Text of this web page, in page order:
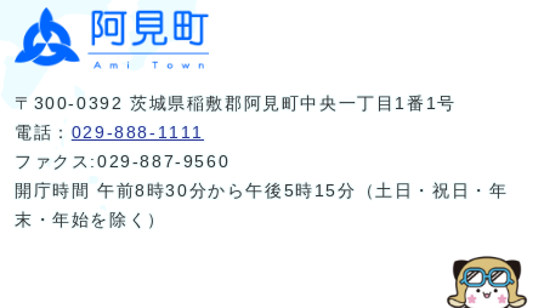
〒300-0392 茨城県稲敷郡阿見町中央一丁目1番1号
電話： 029-888-1111
ファクス:029-887-9560
開庁時間 午前8時30分から午後5時15分（土日・祝日・年
末・年始を除く）